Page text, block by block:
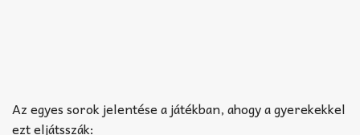
Az egyes sorok jelentése a játékban, ahogy a gyerekekkel
ezt eljátsszák: